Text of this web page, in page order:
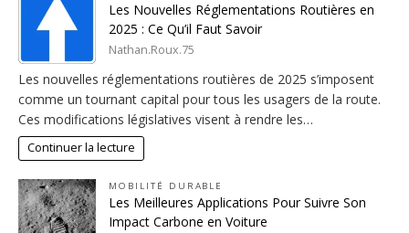
Les Nouvelles Réglementations Routières en
2025 : Ce Qu’il Faut Savoir
Nathan.Roux.75
Les nouvelles réglementations routières de 2025 s’imposent
comme un tournant capital pour tous les usagers de la route.
Ces modifications législatives visent à rendre les…
Continuer la lecture
MOBILITÉ DURABLE
Les Meilleures Applications Pour Suivre Son
Impact Carbone en Voiture